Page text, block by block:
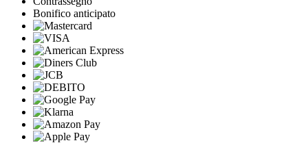
Bonifico anticipato